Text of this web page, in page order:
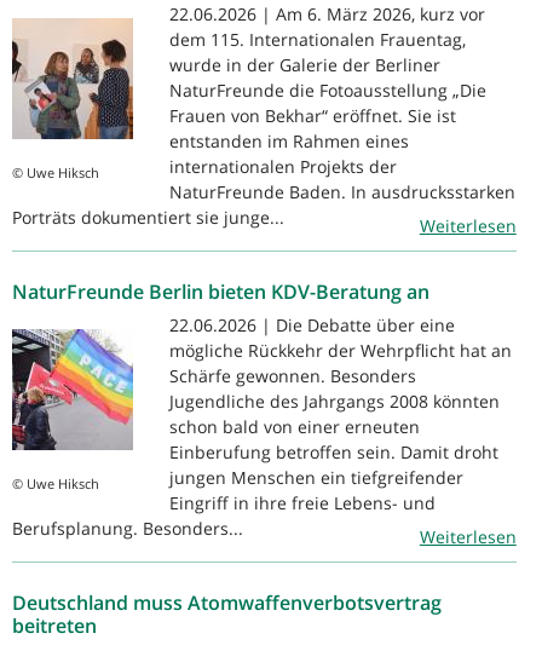
© Uwe Hiksch
22.06.2026 | Am 6. März 2026, kurz vor
dem 115. Internationalen Frauentag,
wurde in der Galerie der Berliner
NaturFreunde die Fotoausstellung „Die
Frauen von Bekhar“ eröffnet. Sie ist
entstanden im Rahmen eines
internationalen Projekts der
NaturFreunde Baden. In ausdrucksstarken
Porträts dokumentiert sie junge...
Weiterlesen
NaturFreunde Berlin bieten KDV-Beratung an
© Uwe Hiksch
22.06.2026 | Die Debatte über eine
mögliche Rückkehr der Wehrpflicht hat an
Schärfe gewonnen. Besonders
Jugendliche des Jahrgangs 2008 könnten
schon bald von einer erneuten
Einberufung betroffen sein. Damit droht
jungen Menschen ein tiefgreifender
Eingriff in ihre freie Lebens- und
Berufsplanung. Besonders...
Weiterlesen
Deutschland muss Atomwaffenverbotsvertrag
beitreten